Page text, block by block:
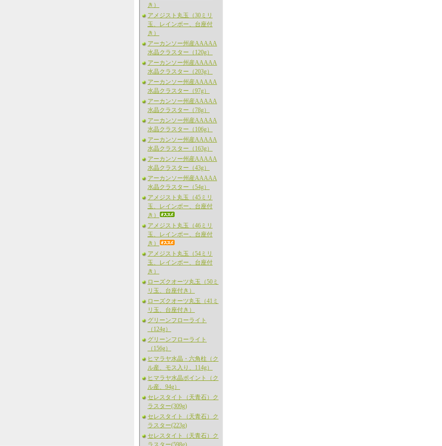
き）
アメジスト丸玉（30ミリ
玉、レインボー、台座付
き）
アーカンソー州産AAAAA
水晶クラスター（120g）
アーカンソー州産AAAAA
水晶クラスター（203g）
アーカンソー州産AAAAA
水晶クラスター（97g）
アーカンソー州産AAAAA
水晶クラスター（78g）
アーカンソー州産AAAAA
水晶クラスター（106g）
アーカンソー州産AAAAA
水晶クラスター（163g）
アーカンソー州産AAAAA
水晶クラスター（43g）
アーカンソー州産AAAAA
水晶クラスター（54g）
アメジスト丸玉（45ミリ
玉、レインボー、台座付
き）
アメジスト丸玉（46ミリ
玉、レインボー、台座付
き）
アメジスト丸玉（54ミリ
玉、レインボー、台座付
き）
ローズクオーツ丸玉（50ミ
リ玉、台座付き）
ローズクオーツ丸玉（41ミ
リ玉、台座付き）
グリーンフローライト
（124g）
グリーンフローライト
（156g）
ヒマラヤ水晶・六角柱（ク
ル産、モス入り、114g）
ヒマラヤ水晶ポイント（ク
ル産、94g）
セレスタイト（天青石）ク
ラスター(309g)
セレスタイト（天青石）ク
ラスター(223g)
セレスタイト（天青石）ク
ラスター(598g)